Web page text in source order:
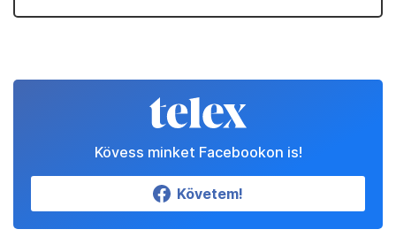
Kövess minket Facebookon is!
Követem!